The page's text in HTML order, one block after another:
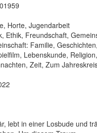
Horte, Jugendarbeit
Ethik, Freundschaft,
Familie, Geschichten,
Lebenskunde, Religion,
Zeit, Zum
lebt in einer Losbude und